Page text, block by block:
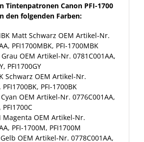
Tintenpatronen Canon PFI-1700
den folgenden Farben:
Matt Schwarz OEM Artikel-Nr.
PFI1700MBK, PFI-1700MBK
Grau OEM Artikel-Nr. 0781C001AA,
PFI1700GY
Schwarz OEM Artikel-Nr.
PFI-1700BK
OEM Artikel-Nr. 0776C001AA,
PFI1700C
Magenta OEM Artikel-Nr.
PFI-1700M, PFI1700M
OEM Artikel-Nr. 0778C001AA,